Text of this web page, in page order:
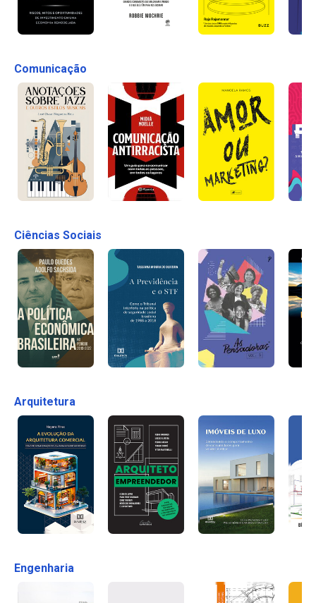
Comunicação
Ciências Sociais
Arquitetura
Engenharia